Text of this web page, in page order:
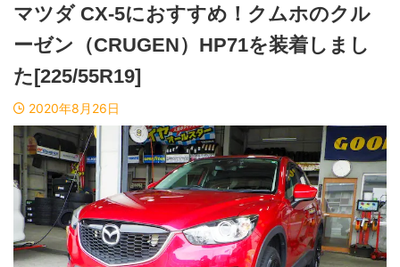
マツダ CX-5におすすめ！クムホのクル
ーゼン（CRUGEN）HP71を装着しまし
た[225/55R19]
2020年8月26日